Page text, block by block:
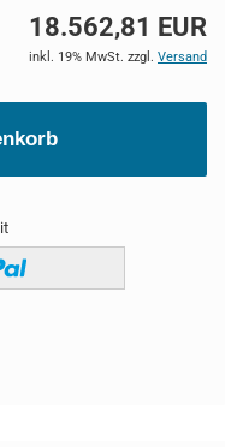
18.562,81 EUR
inkl. 19% MwSt. zzgl. Versand